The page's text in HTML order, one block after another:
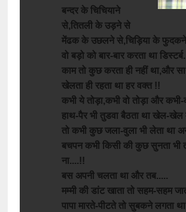
बन्दर के चिचियाने
से,तितली के उड़ने से
मेंढक के उछलने से,चिड़िया के
वो बड़ो को बार-बार करता था डिस्टर्ब
काम तो कुछ करता ही नहीं था,और
खेलता ही रहता था हर वक्त!!
कभी ये तोड़ा,कभी वो तोड़ा और कभी-
हाथ-पैर भी तुडवा बैठता था खेल-खेल
तो कभी कुछ जला-वुला भी लेता था
बचपन कभी किसी की कुछ सुनता भी
ना....!!
बस अपनी चलता था और तब.....
मम्मी की डांट खाता तो सहम-सहम
पापा मारते-पीटते तो सुबकने लगता था